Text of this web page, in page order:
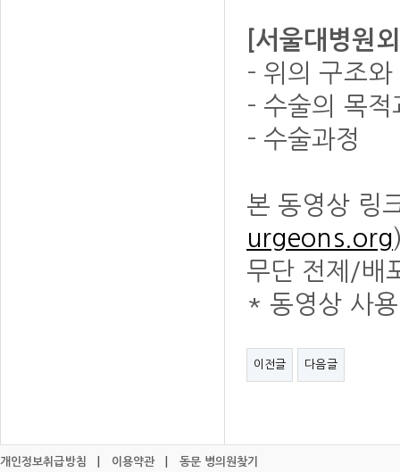
[서울대병원
- 위의 구조와
- 수술의 목적
- 수술과정
본 동영상 링
urgeons.org
무단 전제/배
* 동영상 사
이전글 다음글
개인정보취급방침 이용약관| 동문 병의원찾기